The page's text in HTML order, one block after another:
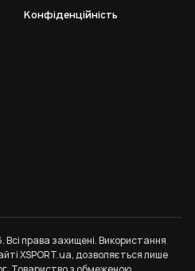
Конфіденційність
права захищені. Використання
XSPORT.ua, дозволяється лише